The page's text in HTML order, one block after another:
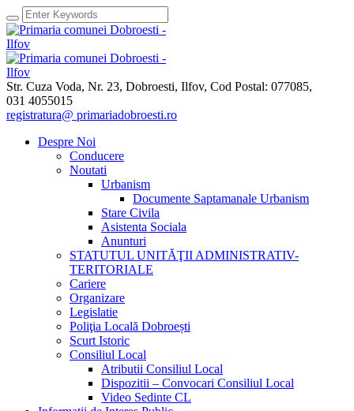
Str. Cuza Voda, Nr. 23, Dobroesti, Ilfov, Cod Postal: 077085,
031 4055015
registratura@ primariadobroesti.ro
Despre Noi
Conducere
Noutati
Urbanism
Documente Saptamanale Urbanism
Stare Civila
Asistenta Sociala
Anunturi
STATUTUL UNITĂŢII ADMINISTRATIV-
TERITORIALE
Cariere
Organizare
Legislatie
Poliţia Locală Dobroești
Scurt Istoric
Consiliul Local
Atributii Consiliul Local
Dispozitii – Convocari Consiliul Local
Video Sedinte CL